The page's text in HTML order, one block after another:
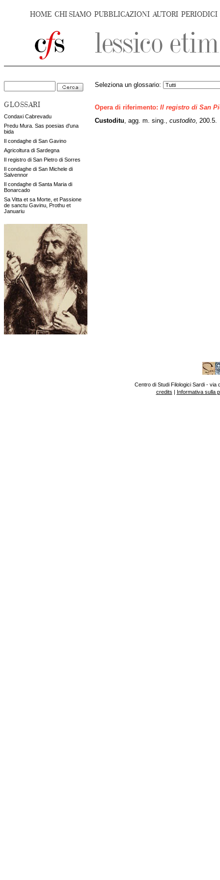
HOME CHI SIAMO PUBBLICAZIONI AUTORI PERIODICI
GLOSSARI
Condaxi Cabrevadu
Predu Mura. Sas poesias d'una
bida
Il condaghe di San Gavino
Agricoltura di Sardegna
Il registro di San Pietro di Sorres
Il condaghe di San Michele di
Salvennor
Il condaghe di Santa Maria di
Bonarcado
Sa Vitta et sa Morte, et Passione
de sanctu Gavinu, Prothu et
Januariu
Seleziona un glossario:
Opera di riferimento: Il registro di San
Custoditu , agg. m. sing., custodito , 200.5.
Centro di Studi Filologici Sardi - via
credits | Informativa sulla